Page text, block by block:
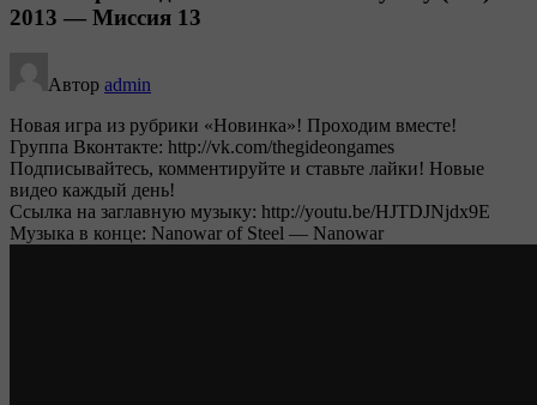
2013 — Миссия 13
Автор admin
Новая игра из рубрики «Новинка»! Проходим вместе!
Группа Вконтакте: http://vk.com/thegideongames
Подписывайтесь, комментируйте и ставьте лайки! Новые
видео каждый день!
Ссылка на заглавную музыку: http://youtu.be/HJTDJNjdx9E
Музыка в конце: Nanowar of Steel — Nanowar